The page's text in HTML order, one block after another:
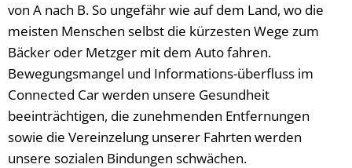
von A nach B. So ungefähr wie auf dem Land, wo die
meisten Menschen selbst die kürzesten Wege zum
Bäcker oder Metzger mit dem Auto fahren.
Bewegungsmangel und Informations-überfluss im
Connected Car werden unsere Gesundheit
beeinträchtigen, die zunehmenden Entfernungen
sowie die Vereinzelung unserer Fahrten werden
unsere sozialen Bindungen schwächen.